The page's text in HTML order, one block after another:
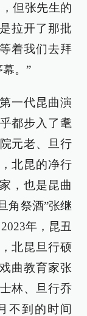
但张先生的
拉开了那批
着我们去拜
。”
一代昆曲演
都步入了耄
元老、旦行
北昆的净行
，也是昆曲
角祭酒”张继
年，昆丑
北昆旦行硕
曲教育家张
林、旦行乔
不到的时间